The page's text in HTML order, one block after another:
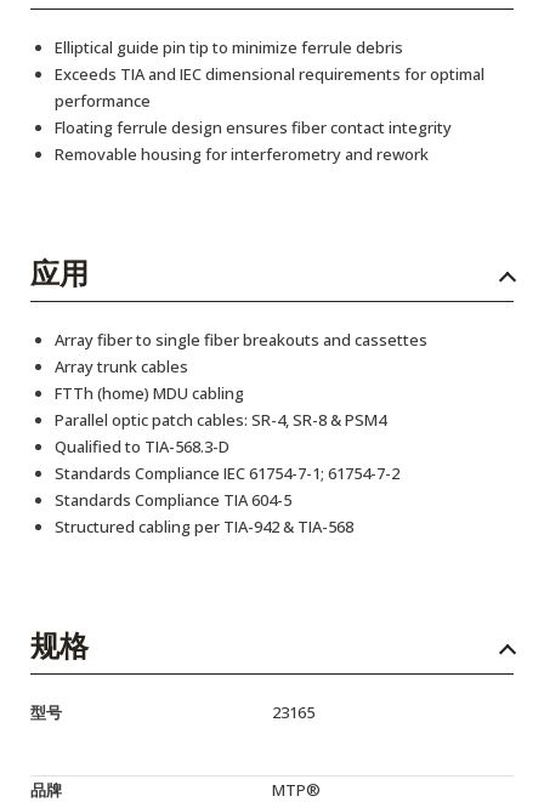
Elliptical guide pin tip to minimize ferrule debris
Exceeds TIA and IEC dimensional requirements for optimal
performance
Floating ferrule design ensures fiber contact integrity
Removable housing for interferometry and rework
应用
Array fiber to single fiber breakouts and cassettes
Array trunk cables
FTTh (home) MDU cabling
Parallel optic patch cables: SR-4, SR-8 & PSM4
Qualified to TIA-568.3-D
Standards Compliance IEC 61754-7-1; 61754-7-2
Standards Compliance TIA 604-5
Structured cabling per TIA-942 & TIA-568
规格
型号 23165
品牌 MTP®